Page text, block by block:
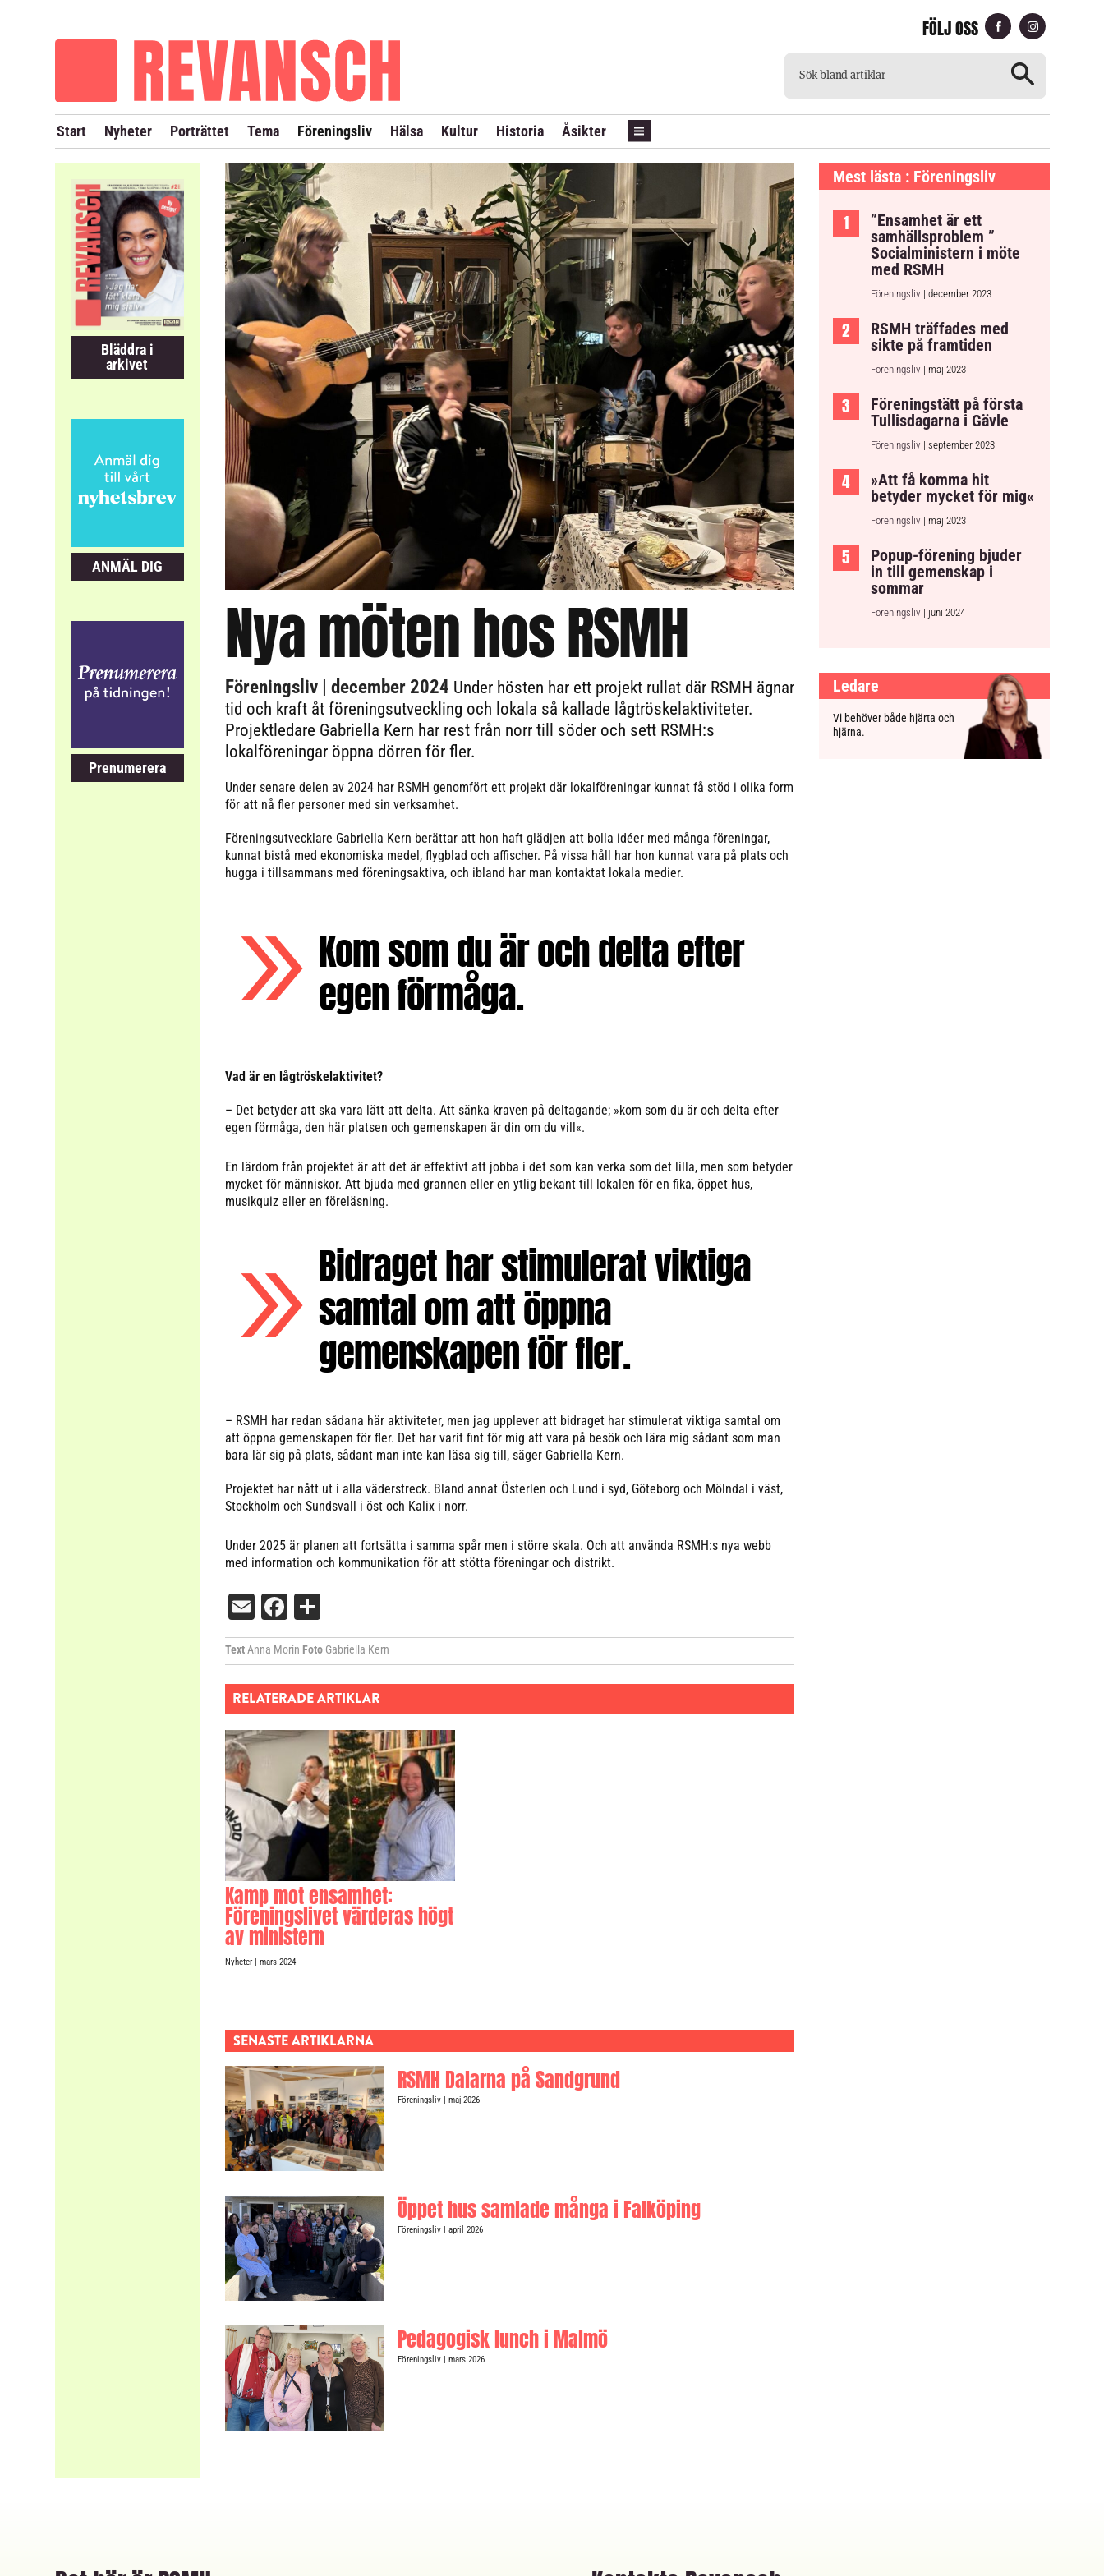
Start Nyheter Porträttet Tema Föreningsliv Hälsa Kultur Historia Åsikter
OM REVANSCH TIDIGARE NUMMER PRENUMERERA ANNONSERA LÖPSEDEL REVANSCH
FÖLJ OSS
Nya möten hos RSMH
Föreningsliv| december 2024 Under hösten har ett projekt rullat där RSMH ägnar
tid och kraft åt föreningsutveckling och lokala så kallade lågtröskelaktiviteter.
Projektledare Gabriella Kern har rest från norr till söder och sett RSMH:s
lokalföreningar öppna dörren för fler.
Under senare delen av 2024 har RSMH genomfört ett projekt där lokalföreningar kunnat få stöd i olika form
för att nå fler personer med sin verksamhet.
Föreningsutvecklare Gabriella Kern berättar att hon haft glädjen att bolla idéer med många föreningar,
kunnat bistå med ekonomiska medel, flygblad och affischer. På vissa håll har hon kunnat vara på plats och
hugga i tillsammans med föreningsaktiva, och ibland har man kontaktat lokala medier.
Kom som du är och delta efter
egen förmåga.
Vad är en lågtröskelaktivitet?
– Det betyder att ska vara lätt att delta. Att sänka kraven på deltagande; »kom som du är och delta efter
egen förmåga, den här platsen och gemenskapen är din om du vill«.
En lärdom från projektet är att det är effektivt att jobba i det som kan verka som det lilla, men som betyder
mycket för människor. Att bjuda med grannen eller en ytlig bekant till lokalen för en fika, öppet hus,
musikquiz eller en föreläsning.
Bidraget har stimulerat viktiga
samtal om att öppna
gemenskapen för fler.
– RSMH har redan sådana här aktiviteter, men jag upplever att bidraget har stimulerat viktiga samtal om
att öppna gemenskapen för fler. Det har varit fint för mig att vara på besök och lära mig sådant som man
bara lär sig på plats, sådant man inte kan läsa sig till, säger Gabriella Kern.
Projektet har nått ut i alla väderstreck. Bland annat Österlen och Lund i syd, Göteborg och Mölndal i väst,
Stockholm och Sundsvall i öst och Kalix i norr.
Under 2025 är planen att fortsätta i samma spår men i större skala. Och att använda RSMH:s nya webb
med information och kommunikation för att stötta föreningar och distrikt.
EmailFacebook
Dela
TextAnna Morin FotoGabriella Kern
RELATERADE ARTIKLAR
Kamp mot ensamhet:
Föreningslivet värderas högt
av ministern
Nyheter| mars 2024
SENASTE ARTIKLARNA
RSMH Dalarna på Sandgrund
Föreningsliv| maj 2026
Öppet hus samlade många i Falköping
Föreningsliv| april 2026
Pedagogisk lunch i Malmö
Föreningsliv| mars 2026
Bläddra i
arkivet
ANMÄL DIG
Prenumerera
Mest lästa : Föreningsliv
”Ensamhet är ett
samhällsproblem ”
Socialministern i möte
med RSMH
Föreningsliv | december 2023
RSMH träffades med
sikte på framtiden
Föreningsliv | maj 2023
Föreningstätt på första
Tullisdagarna i Gävle
Föreningsliv | september 2023
»Att få komma hit
betyder mycket för mig«
Föreningsliv | maj 2023
Popup-förening bjuder
in till gemenskap i
sommar
Föreningsliv | juni 2024
Ledare
Vi behöver både hjärta och
hjärna.